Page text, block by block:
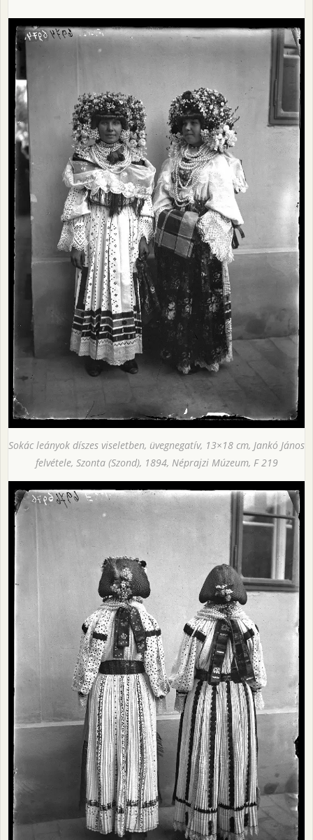
Sokác leányok díszes viseletben, üvegnegatív, 13×18 cm, Jankó János
felvétele, Szonta (Szond), 1894, Néprajzi Múzeum, F 219